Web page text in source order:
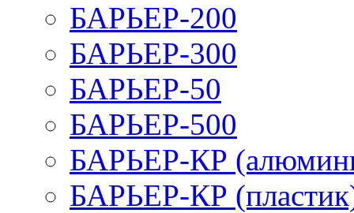
БАРЬЕР-200
БАРЬЕР-300
БАРЬЕР-50
БАРЬЕР-500
БАРЬЕР-КР
БАРЬЕР-КР